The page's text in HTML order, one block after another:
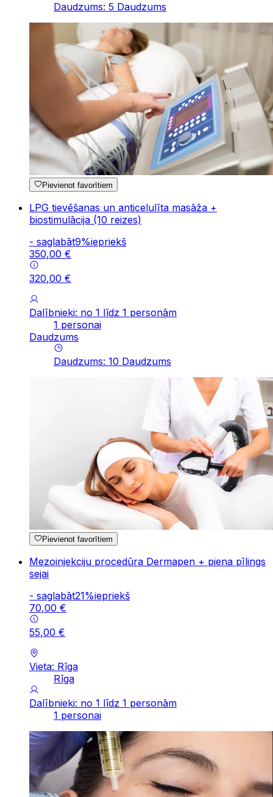
Daudzums: 5 Daudzums
Pievienot favorītiem
LPG tievēšanas un anticelulīta masāža +
biostimulācija (10 reizes)
- saglabāt9%iepriekš
350,00 €
320,00 €
Dalībnieki: no 1 līdz 1 personām
1 personai
Daudzums
Daudzums: 10 Daudzums
Pievienot favorītiem
Mezoinjekciju procedūra Dermapen + piena pīlings
sejai
- saglabāt21%iepriekš
70,00 €
55,00 €
Vieta: Rīga
Rīga
Dalībnieki: no 1 līdz 1 personām
1 personai